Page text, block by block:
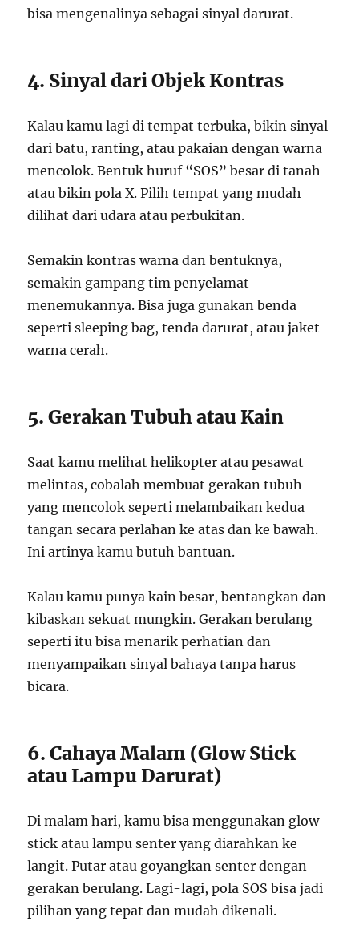
bisa mengenalinya sebagai sinyal darurat.
4. Sinyal dari Objek Kontras
Kalau kamu lagi di tempat terbuka, bikin sinyal
dari batu, ranting, atau pakaian dengan warna
mencolok. Bentuk huruf “SOS” besar di tanah
atau bikin pola X. Pilih tempat yang mudah
dilihat dari udara atau perbukitan.
Semakin kontras warna dan bentuknya,
semakin gampang tim penyelamat
menemukannya. Bisa juga gunakan benda
seperti sleeping bag, tenda darurat, atau jaket
warna cerah.
5. Gerakan Tubuh atau Kain
Saat kamu melihat helikopter atau pesawat
melintas, cobalah membuat gerakan tubuh
yang mencolok seperti melambaikan kedua
tangan secara perlahan ke atas dan ke bawah.
Ini artinya kamu butuh bantuan.
Kalau kamu punya kain besar, bentangkan dan
kibaskan sekuat mungkin. Gerakan berulang
seperti itu bisa menarik perhatian dan
menyampaikan sinyal bahaya tanpa harus
bicara.
6. Cahaya Malam (Glow Stick
atau Lampu Darurat)
Di malam hari, kamu bisa menggunakan glow
stick atau lampu senter yang diarahkan ke
langit. Putar atau goyangkan senter dengan
gerakan berulang. Lagi-lagi, pola SOS bisa jadi
pilihan yang tepat dan mudah dikenali.